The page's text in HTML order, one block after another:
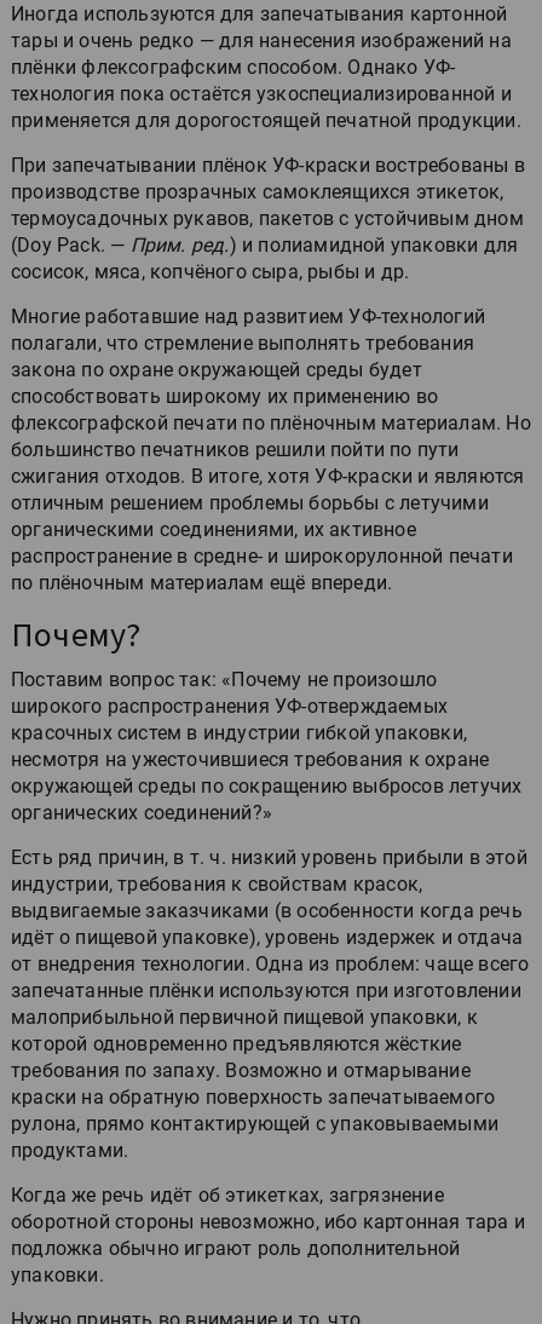
Иногда используются для запечатывания картонной
тары и очень редко — для нанесения изображений на
плёнки флексографским способом. Однако УФ-
технология пока остаётся узкоспециализированной и
применяется для дорогостоящей печатной продукции.
При запечатывании плёнок УФ-краски востребованы в
производстве прозрачных самоклеящихся этикеток,
термоусадочных рукавов, пакетов с устойчивым дном
(Doy Pack. — Прим. ред.) и полиамидной упаковки для
сосисок, мяса, копчёного сыра, рыбы и др.
Многие работавшие над развитием УФ-технологий
полагали, что стремление выполнять требования
закона по охране окружающей среды будет
способствовать широкому их применению во
флексографской печати по плёночным материалам. Но
большинство печатников решили пойти по пути
сжигания отходов. В итоге, хотя УФ-краски и являются
отличным решением проблемы борьбы с летучими
органическими соединениями, их активное
распространение в средне- и широкорулонной печати
по плёночным материалам ещё впереди.
Почему?
Поставим вопрос так: «Почему не произошло
широкого распространения УФ-отверждаемых
красочных систем в индустрии гибкой упаковки,
несмотря на ужесточившиеся требования к охране
окружающей среды по сокращению выбросов летучих
органических соединений?»
Есть ряд причин, в т. ч. низкий уровень прибыли в этой
индустрии, требования к свойствам красок,
выдвигаемые заказчиками (в особенности когда речь
идёт о пищевой упаковке), уровень издержек и отдача
от внедрения технологии. Одна из проблем: чаще всего
запечатанные плёнки используются при изготовлении
малоприбыльной первичной пищевой упаковки, к
которой одновременно предъявляются жёсткие
требования по запаху. Возможно и отмарывание
краски на обратную поверхность запечатываемого
рулона, прямо контактирующей с упаковываемыми
продуктами.
Когда же речь идёт об этикетках, загрязнение
оборотной стороны невозможно, ибо картонная тара и
подложка обычно играют роль дополнительной
упаковки.